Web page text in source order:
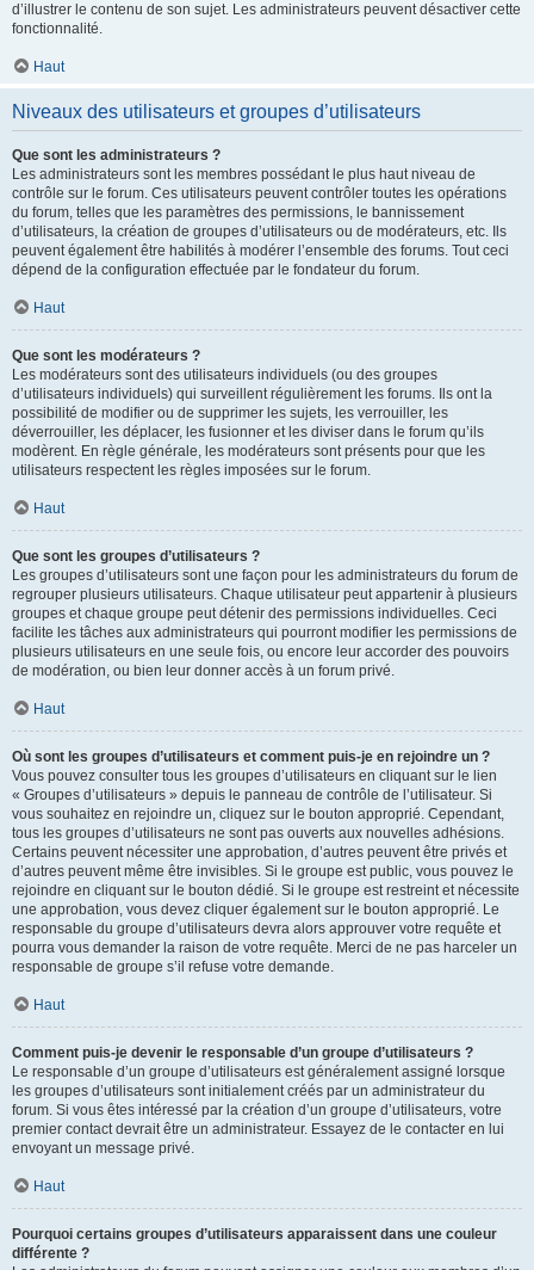
d’illustrer le contenu de son sujet. Les administrateurs peuvent désactiver cette
fonctionnalité.
Haut
Niveaux des utilisateurs et groupes d’utilisateurs
Que sont les administrateurs ?
Les administrateurs sont les membres possédant le plus haut niveau de
contrôle sur le forum. Ces utilisateurs peuvent contrôler toutes les opérations
du forum, telles que les paramètres des permissions, le bannissement
d’utilisateurs, la création de groupes d’utilisateurs ou de modérateurs, etc. Ils
peuvent également être habilités à modérer l’ensemble des forums. Tout ceci
dépend de la configuration effectuée par le fondateur du forum.
Haut
Que sont les modérateurs ?
Les modérateurs sont des utilisateurs individuels (ou des groupes
d’utilisateurs individuels) qui surveillent régulièrement les forums. Ils ont la
possibilité de modifier ou de supprimer les sujets, les verrouiller, les
déverrouiller, les déplacer, les fusionner et les diviser dans le forum qu’ils
modèrent. En règle générale, les modérateurs sont présents pour que les
utilisateurs respectent les règles imposées sur le forum.
Haut
Que sont les groupes d’utilisateurs ?
Les groupes d’utilisateurs sont une façon pour les administrateurs du forum de
regrouper plusieurs utilisateurs. Chaque utilisateur peut appartenir à plusieurs
groupes et chaque groupe peut détenir des permissions individuelles. Ceci
facilite les tâches aux administrateurs qui pourront modifier les permissions de
plusieurs utilisateurs en une seule fois, ou encore leur accorder des pouvoirs
de modération, ou bien leur donner accès à un forum privé.
Haut
Où sont les groupes d’utilisateurs et comment puis-je en rejoindre un ?
Vous pouvez consulter tous les groupes d’utilisateurs en cliquant sur le lien
« Groupes d’utilisateurs » depuis le panneau de contrôle de l’utilisateur. Si
vous souhaitez en rejoindre un, cliquez sur le bouton approprié. Cependant,
tous les groupes d’utilisateurs ne sont pas ouverts aux nouvelles adhésions.
Certains peuvent nécessiter une approbation, d’autres peuvent être privés et
d’autres peuvent même être invisibles. Si le groupe est public, vous pouvez le
rejoindre en cliquant sur le bouton dédié. Si le groupe est restreint et nécessite
une approbation, vous devez cliquer également sur le bouton approprié. Le
responsable du groupe d’utilisateurs devra alors approuver votre requête et
pourra vous demander la raison de votre requête. Merci de ne pas harceler un
responsable de groupe s’il refuse votre demande.
Haut
Comment puis-je devenir le responsable d’un groupe d’utilisateurs ?
Le responsable d’un groupe d’utilisateurs est généralement assigné lorsque
les groupes d’utilisateurs sont initialement créés par un administrateur du
forum. Si vous êtes intéressé par la création d’un groupe d’utilisateurs, votre
premier contact devrait être un administrateur. Essayez de le contacter en lui
envoyant un message privé.
Haut
Pourquoi certains groupes d’utilisateurs apparaissent dans une couleur
différente ?